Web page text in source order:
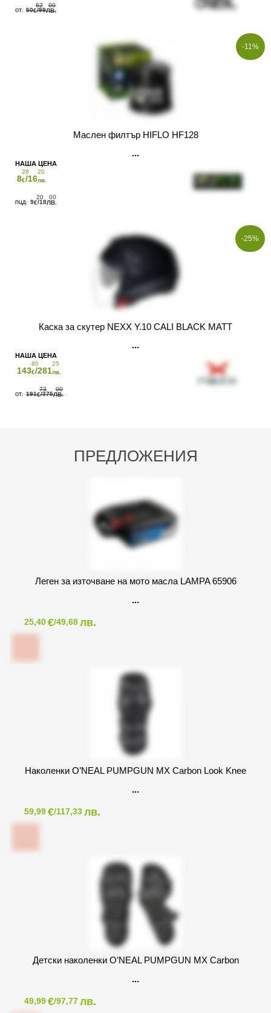
ПРЕДЛОЖЕНИЯ
Леген за източване на мото масла LAMPA 65906
25,40€/49,68лв.
Наколенки O’NEAL PUMPGUN MX Carbon Look Knee
59,99€/117,33лв.
Детски наколенки O’NEAL PUMPGUN MX Carbon
49,99€/97,77лв.
50
62
€/99
00
ЛВ.
-11%
Маслен филтър HIFLO HF128
8
28
€/16
20
лв.
9
20
€/18
00
ЛВ.
-25%
Каска за скутер NEXX Y.10 CALI BLACK MATT
143
80
€/281
25
лв.
191
73
€/375
00
ЛВ.